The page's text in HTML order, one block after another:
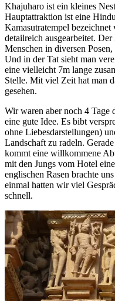
Khajuharo ist ein kleines
Hauptattraktion ist eine
Kamasutratempel
detailreich ausgearbeitet.
Menschen in diversen
Und in der Tat sieht man
eine vielleicht 7m lange
Stelle. Mit viel Zeit hat man
gesehen.
Wir waren aber noch 4 Tage
eine gute Idee. Es bibt
ohne Liebesdarstellungen)
Landschaft zu radeln.
kommt eine willkommene
mit den Jungs vom Hotel
englischen Rasen brachte
einmal hatten wir viel
schnell.